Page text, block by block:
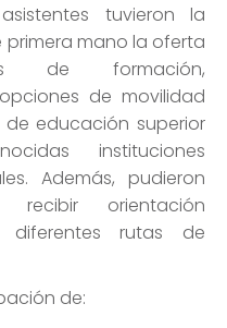
tuvieron la
mano la oferta
de formación,
de movilidad
educación superior
instituciones
Además, pudieron
recibir orientación
diferentes rutas de
de: